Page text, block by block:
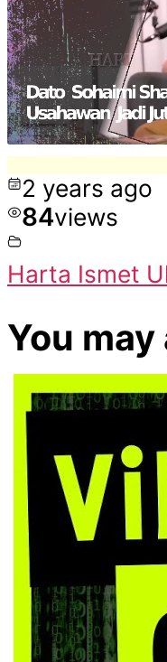
2 years ago
84views
Harta Ismet
You